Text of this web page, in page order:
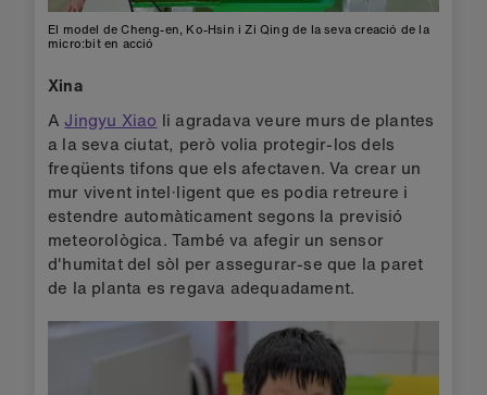
El model de Cheng-en, Ko-Hsin i Zi Qing de la seva creació de la
micro:bit en acció
Xina
AJingyu Xiao li agradava veure murs de plantes
a la seva ciutat, però volia protegir-los dels
freqüents tifons que els afectaven. Va crear un
mur vivent intel·ligent que es podia retreure i
estendre automàticament segons la previsió
meteorològica. També va afegir un sensor
d'humitat del sòl per assegurar-se que la paret
de la planta es regava adequadament.